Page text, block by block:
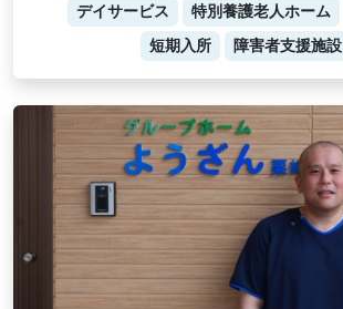
デイサービス 特別養護老人ホーム
短期入所
障害者支援施設